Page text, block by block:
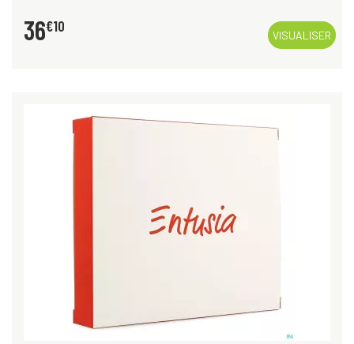
36€10
VISUALISER